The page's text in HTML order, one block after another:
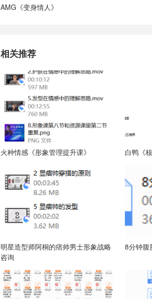
AMG《变身情人》
相关推荐
火种情感《形象管理提升课》 白鸭《
明星造型师阿桐的痞帅男士形象战略
咨询
8分钟腹